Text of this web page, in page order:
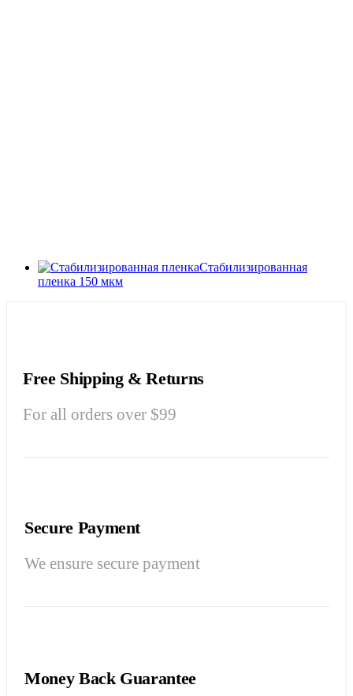
Стабилизированная
пленка 150 мкм
Free Shipping & Returns
For all orders over $99
Secure Payment
We ensure secure payment
Money Back Guarantee